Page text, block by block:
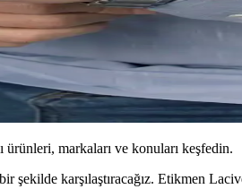
ürünleri, markaları ve konuları keşfedin.
şekilde karşılaştıracağız. Etikmen